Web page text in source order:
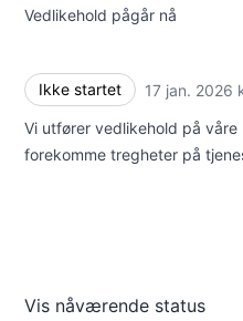
Vedlikehold pågår nå
Ikke startet 17 jan. 2026
Vi utfører vedlikehold på våre
forekomme tregheter på
Vis nåværende status